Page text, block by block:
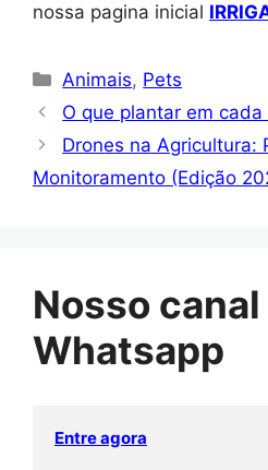
nossa pagina inicial
Categorias
Animais, Pets
O que plantar em
Drones na Agricultura:
Monitoramento (Edição
Nosso
Whatsapp
Entre agora